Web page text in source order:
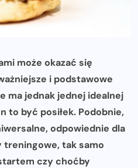
może okazać się
i podstawowe
ma jednak jednej idealnej
to być posiłek. Podobnie,
odpowiednie dla
tak samo
czy choćby